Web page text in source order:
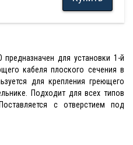
для установки 1-й
кабеля плоского сечения в
для крепления греющего
Подходит для всех типов
с отверстием под